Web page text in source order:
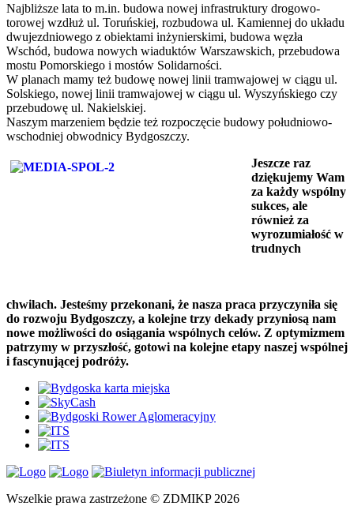
Najbliższe lata to m.in. budowa nowej infrastruktury drogowo-
torowej wzdłuż ul. Toruńskiej, rozbudowa ul. Kamiennej do układu
dwujezdniowego z obiektami inżynierskimi, budowa węzła
Wschód, budowa nowych wiaduktów Warszawskich, przebudowa
mostu Pomorskiego i mostów Solidarności.
W planach mamy też budowę nowej linii tramwajowej w ciągu ul.
Solskiego, nowej linii tramwajowej w ciągu ul. Wyszyńskiego czy
przebudowę ul. Nakielskiej.
Naszym marzeniem będzie też rozpoczęcie budowy południowo-
wschodniej obwodnicy Bydgoszczy.
Jeszcze raz
dziękujemy Wam
za każdy wspólny
sukces, ale
również za
wyrozumiałość w
trudnych
chwilach. Jesteśmy przekonani, że nasza praca przyczyniła się
do rozwoju Bydgoszczy, a kolejne trzy dekady przyniosą nam
nowe możliwości do osiągania wspólnych celów. Z optymizmem
patrzymy w przyszłość, gotowi na kolejne etapy naszej wspólnej
i fascynującej podróży.
Wszelkie prawa zastrzeżone © ZDMIKP 2026